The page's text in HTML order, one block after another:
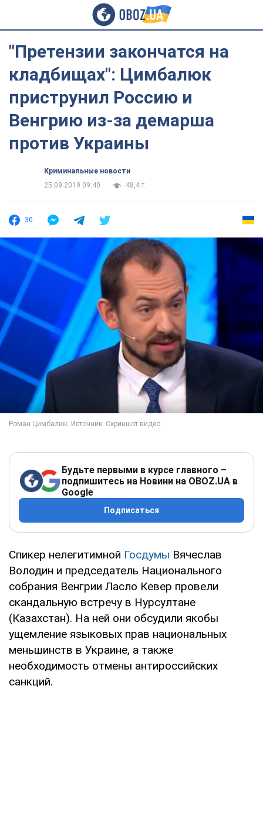
"Претензии закончатся на
кладбищах": Цимбалюк
приструнил Россию и
Венгрию из-за демарша
против Украины
Криминальные новости
25.09.2019 09:40
48,4 т.
30
Будьте первыми в курсе главного –
подпишитесь на Новини на OBOZ.UA в
Google
Подписаться
Спикер нелегитимной Госдумы Вячеслав
Володин и председатель Национального
собрания Венгрии Ласло Кевер провели
скандальную встречу в Нурсултане
(Казахстан). На ней они обсудили якобы
ущемление языковых прав национальных
меньшинств в Украине, а также
необходимость отмены антироссийских
санкций.